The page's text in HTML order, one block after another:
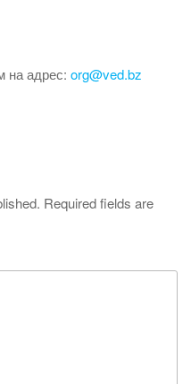
на адрес: org@ved.bz
Required fields are